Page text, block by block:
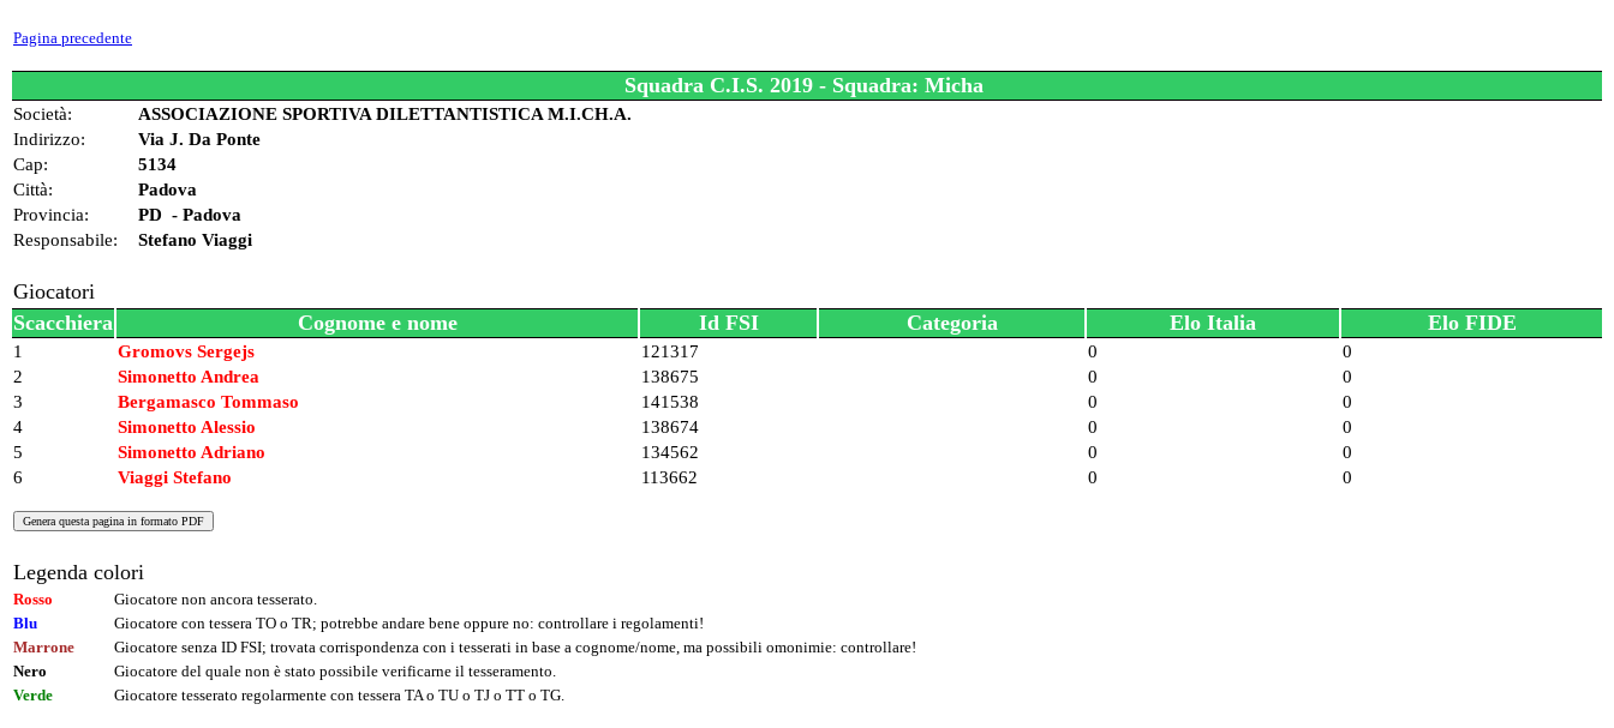
Pagina precedente
Squadra C.I.S. 2019 - Squadra: Micha
Società:
ASSOCIAZIONE SPORTIVA DILETTANTISTICA M.I.CH.A.
Indirizzo:
Via J. Da Ponte
Cap:
5134
Città:
Padova
Provincia:
PD - Padova
Responsabile:
Stefano Viaggi
Giocatori
Scacchiera
Cognome e nome Id FSI Categoria Elo Italia Elo FIDE
1 Gromovs Sergejs 121317 0
0
2
Simonetto Andrea 138675 0
0
3
Bergamasco Tommaso 141538 0
0
4
Simonetto Alessio 138674 0
0
5
Simonetto Adriano 134562 0
0
6
Viaggi Stefano 113662 0 0
Legenda colori
Rosso
Giocatore non ancora tesserato.
Blu
Giocatore con tessera TO o TR; potrebbe andare bene oppure no: controllare i regolamenti!
Marrone
Giocatore senza ID FSI; trovata corrispondenza con i tesserati in base a cognome/nome, ma possibili omonimie: controllare!
Nero
Giocatore del quale non è stato possibile verificarne il tesseramento.
Verde
Giocatore tesserato regolarmente con tessera TA o TU o TJ o TT o TG.